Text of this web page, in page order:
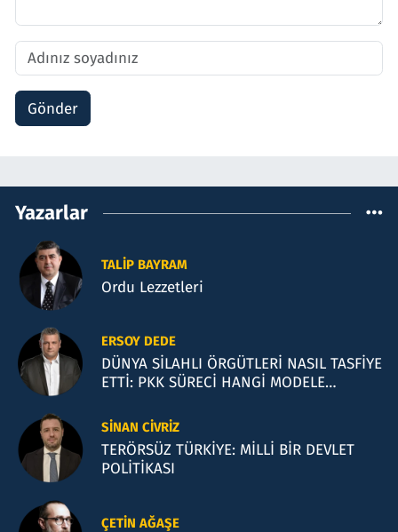
Gönder
Yazarlar
TALIP BAYRAM
Ordu Lezzetleri
ERSOY DEDE
DÜNYA SİLAHLI ÖRGÜTLERİ NASIL TASFİYE
ETTİ: PKK SÜRECİ HANGİ MODELE
SINAN CIVRIZ
TERÖRSÜZ TÜRKİYE: MİLLİ BİR DEVLET
POLİTİKASI
ÇETIN AĞAŞE